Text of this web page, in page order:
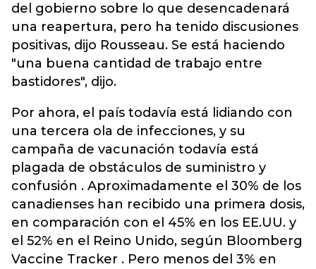
del gobierno sobre lo que desencadenará
una reapertura, pero ha tenido discusiones
positivas, dijo Rousseau. Se está haciendo
"una buena cantidad de trabajo entre
bastidores", dijo.
Por ahora, el país todavía está lidiando con
una tercera ola de infecciones, y su
campaña de vacunación todavía está
plagada de obstáculos de suministro y
confusión . Aproximadamente el 30% de los
canadienses han recibido una primera dosis,
en comparación con el 45% en los EE.UU. y
el 52% en el Reino Unido, según Bloomberg
Vaccine Tracker . Pero menos del 3% en